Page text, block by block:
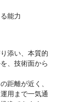
能力
添い、本質的
、技術面から
距離が近く、
用まで一気通